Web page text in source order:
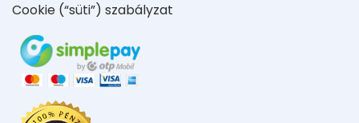
Cookie (“süti”) szabályzat